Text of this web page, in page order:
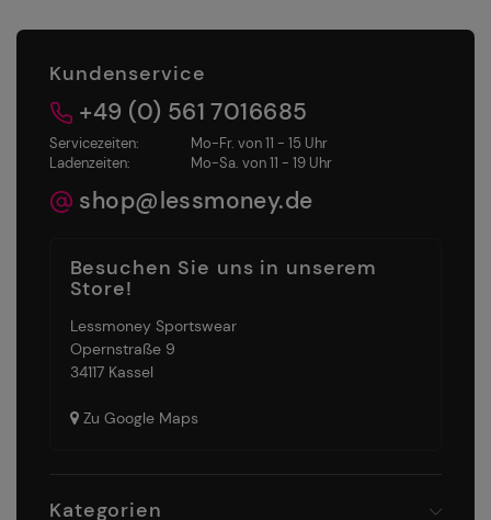
Kundenservice
+49 (0) 561 7016685
Servicezeiten:
Mo-Fr. von 11 - 15 Uhr
Ladenzeiten:
Mo-Sa. von 11 - 19 Uhr
shop@lessmoney.de
Besuchen Sie uns in unserem
Store!
Lessmoney Sportswear
Opernstraße 9
34117 Kassel
Zu Google Maps
Kategorien